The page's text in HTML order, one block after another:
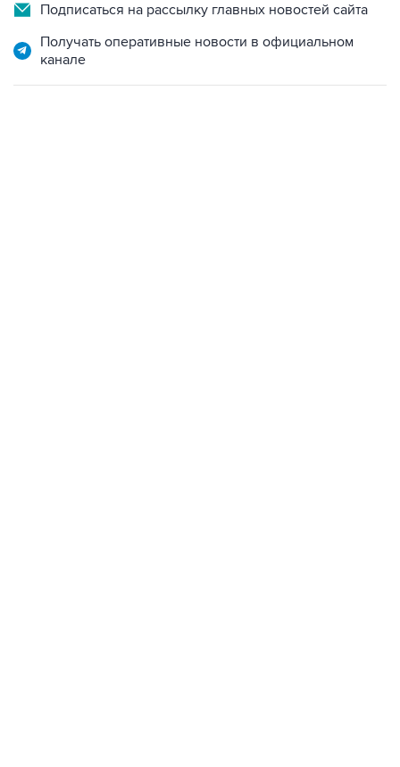
Подписаться на рассылку главных новостей сайта
Получать оперативные новости в официальном
канале